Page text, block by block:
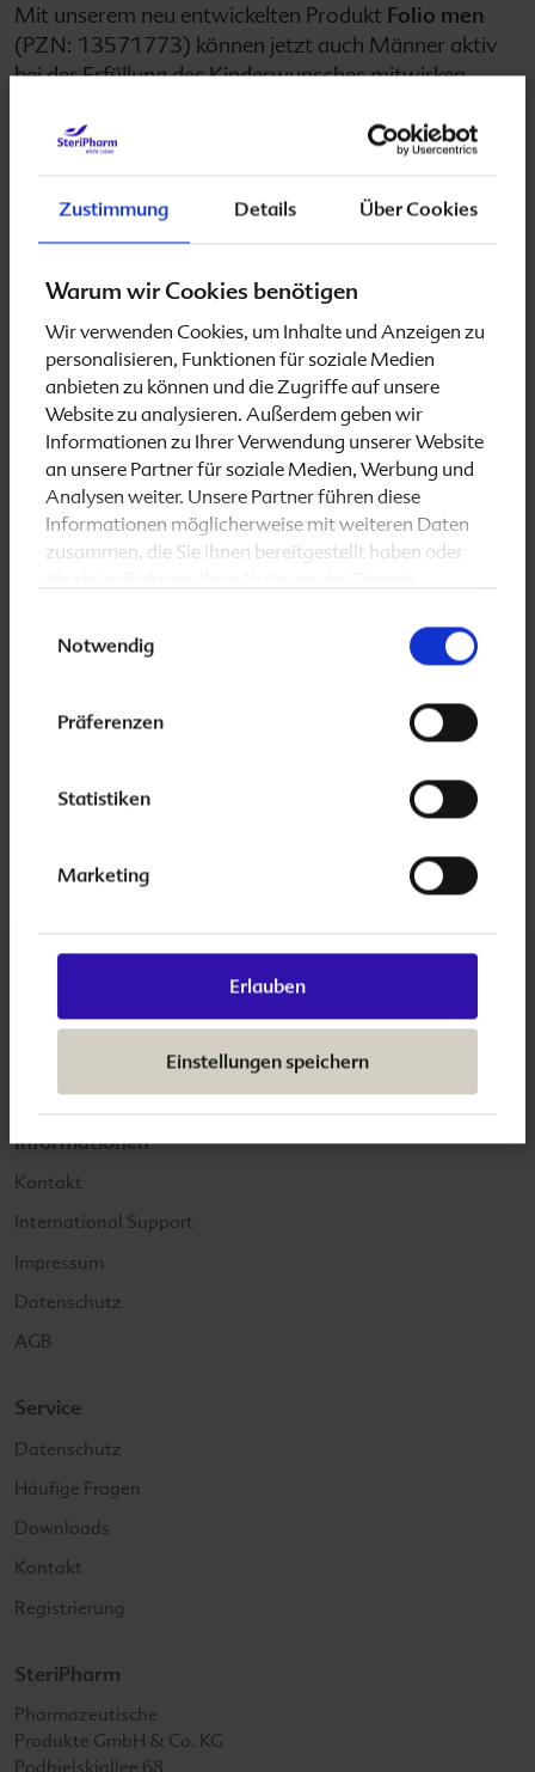
Zustimmung Details Über Cookies
Warum wir Cookies benötigen
Wir verwenden Cookies, um Inhalte und Anzeigen zu
personalisieren, Funktionen für soziale Medien
anbieten zu können und die Zugriffe auf unsere
Website zu analysieren. Außerdem geben wir
Informationen zu Ihrer Verwendung unserer Website
an unsere Partner für soziale Medien, Werbung und
Analysen weiter. Unsere Partner führen diese
Informationen möglicherweise mit weiteren Daten
zusammen, die Sie ihnen bereitgestellt haben oder
Notwendig
Präferenzen
Statistiken
Marketing
Erlauben
Einstellungen speichern
Mit unserem neu entwickelten Produkt Folio men
(PZN: 13571773) können jetzt auch Männer aktiv
bei der Erfüllung des Kinderwunsches mitwirken.
Folio mensorgt für eine ausreichende Versorgung
mit Vitaminen, Mineralstoffen und dem sekundären
Pflanzenstoff Lycopin und unterstützt somit die
männliche Fruchtbarkeit und Spermienbildung.
Folio menfür Männer mit Kinderwunsch.
Mit Zink zur Unterstützung der männlichen
Fruchtbarkeit!
Mit Selen zur Unterstützung der
Spermienbildung!
Nur eine kleine Tablette täglich!
Hergestellt in Deutschland!
empf. VK: 13,50 €
erhalten Sie im
Produktbereich.
1) Zink unterstützt die normale Fruchtbarkeit.
2) Selen trägt zur normalen Spermienbildung bei.
Unsere Markenauftritte
folio-familie.de
Informationen
Kontakt
International Support
Impressum
Datenschutz
AGB
Service
Datenschutz
Häufige Fragen
Downloads
Kontakt
Registrierung
SteriPharm
SteriPharm
Pharmazeutische
Produkte GmbH & Co. KG
Podbielskiallee 68